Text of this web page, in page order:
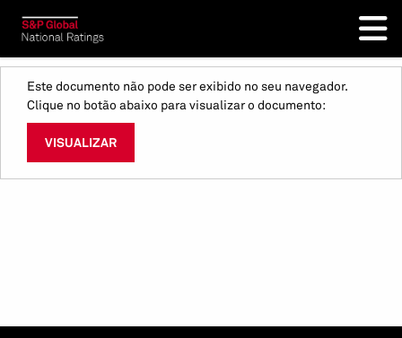
Este documento não pode ser exibido no seu navegador.
Clique no botão abaixo para visualizar o documento:
VISUALIZAR